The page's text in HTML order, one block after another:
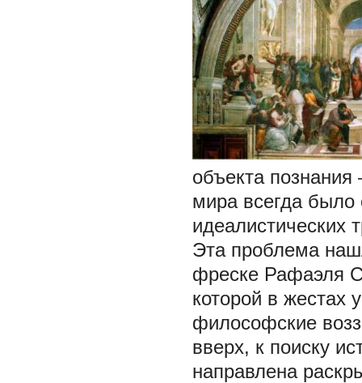
объекта
мира всегда было
идеалистических
Эта проблема
фреске Рафаэля
которой в жестах
философские
вверх, к поиску
направлена